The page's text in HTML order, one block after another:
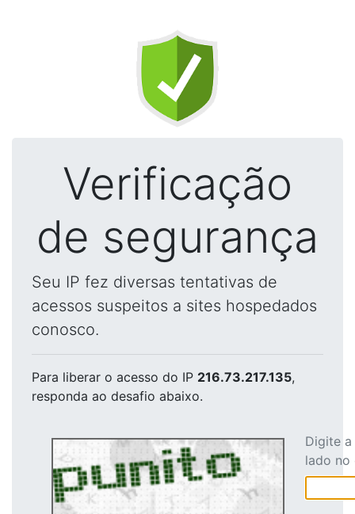
Verificação
de segurança
Seu IP fez diversas tentativas de
acessos suspeitos a sites hospedados
conosco.
Para liberar o acesso do IP 216.73.217.135,
responda ao desafio abaixo.
Digite
lado no